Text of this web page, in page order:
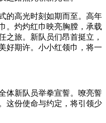
的高光时刻如期而至。高年
。灼灼红巾映亮胸膛，承载
之旅。新队员们昂首挺立，
好期许。小小红领巾，将一
体新队员举拳宣誓。嘹亮誓
这份使命与约定，将引领少